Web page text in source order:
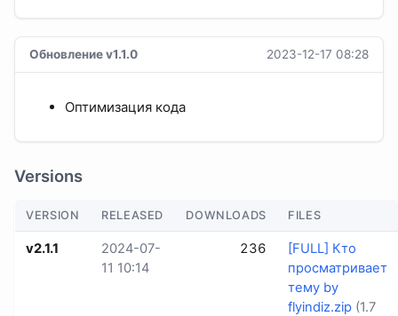
Обновление v1.1.0 2023-12-17 08:28
Оптимизация кода
Versions
VERSION RELEASED DOWNLOADS FILES
v2.1.1
2024-07-
11 10:14
236
[FULL] Кто
просматривает
тему by
flyindiz.zip (1.7